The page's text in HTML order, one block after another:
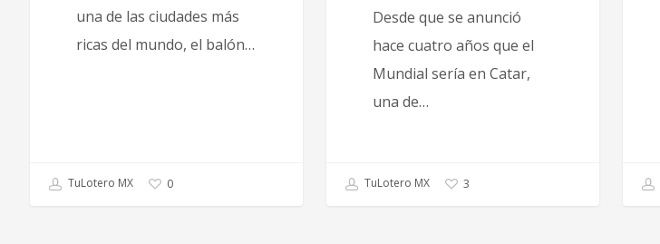
una de las ciudades más
ricas del mundo, el balón…
TuLotero MX 0
Desde que se anunció
hace cuatro años que el
Mundial sería en Catar,
una de…
TuLotero MX 3